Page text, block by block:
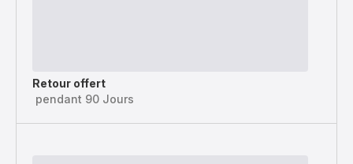
Retour offert
pendant 90 Jours